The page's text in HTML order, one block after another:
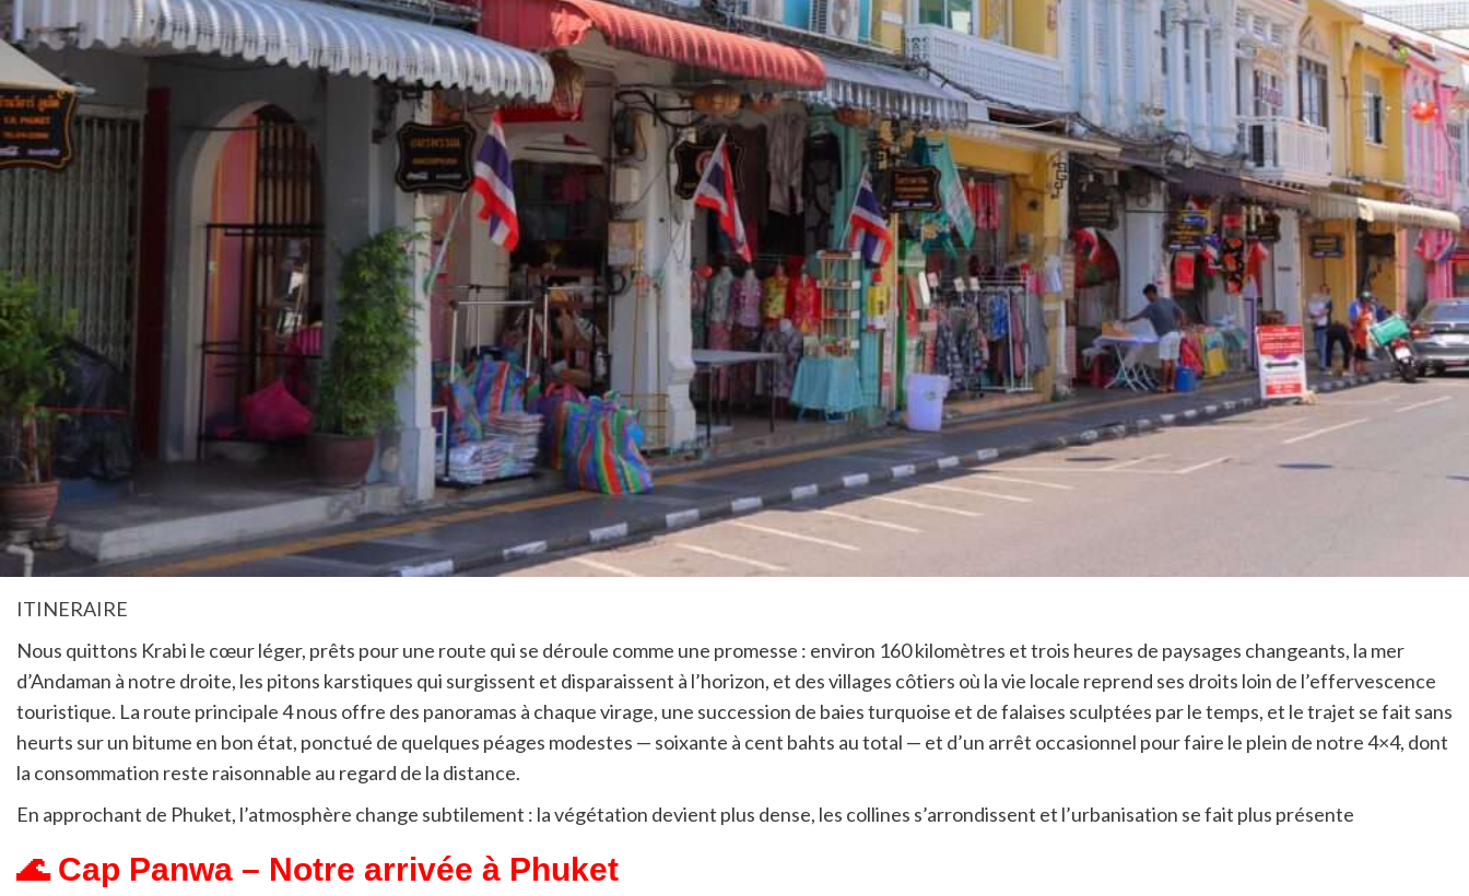
ITINERAIRE
Nous quittons Krabi le cœur léger, prêts pour une route qui se déroule comme une promesse : environ 160 kilomètres et trois heures de paysages changeants, la mer
d’Andaman à notre droite, les pitons karstiques qui surgissent et disparaissent à l’horizon, et des villages côtiers où la vie locale reprend ses droits loin de l’effervescence
touristique. La route principale 4 nous offre des panoramas à chaque virage, une succession de baies turquoise et de falaises sculptées par le temps, et le trajet se fait sans
heurts sur un bitume en bon état, ponctué de quelques péages modestes — soixante à cent bahts au total — et d’un arrêt occasionnel pour faire le plein de notre 4×4, dont
la consommation reste raisonnable au regard de la distance.
En approchant de Phuket, l’atmosphère change subtilement : la végétation devient plus dense, les collines s’arrondissent et l’urbanisation se fait plus présente
🌊 Cap Panwa – Notre arrivée à Phuket